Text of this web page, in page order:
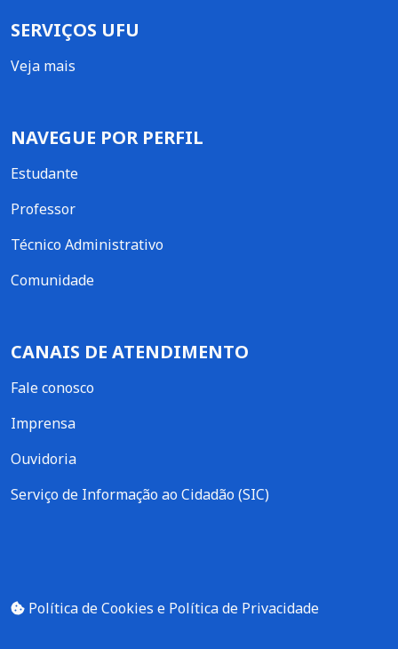
SERVIÇOS UFU
Veja mais
NAVEGUE POR PERFIL
Estudante
Professor
Técnico Administrativo
Comunidade
CANAIS DE ATENDIMENTO
Fale conosco
Imprensa
Ouvidoria
Serviço de Informação ao Cidadão (SIC)
Política de Cookies e Política de Privacidade